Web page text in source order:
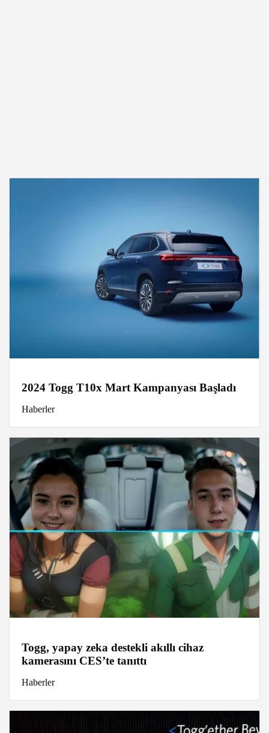
2024 Togg T10x Mart Kampanyası Başladı
Haberler
Togg, yapay zeka destekli akıllı cihaz
kamerasını CES’te tanıttı
Haberler